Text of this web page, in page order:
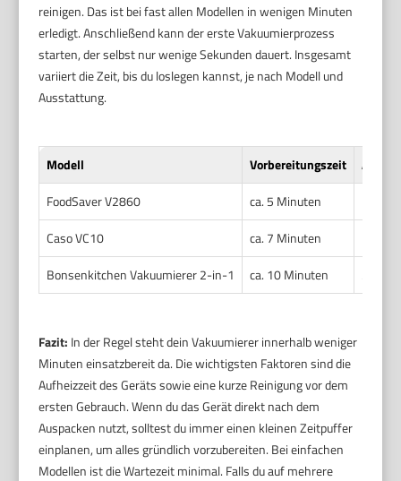
reinigen. Das ist bei fast allen Modellen in wenigen Minuten
erledigt. Anschließend kann der erste Vakuumierprozess
starten, der selbst nur wenige Sekunden dauert. Insgesamt
variiert die Zeit, bis du loslegen kannst, je nach Modell und
Ausstattung.
Modell Vorbereitungszeit
FoodSaver V2860
ca. 5 Minuten
Caso VC10
ca. 7 Minuten
Bonsenkitchen Vakuumierer 2-in-1
ca. 10 Minuten
Fazit: In der Regel steht dein Vakuumierer innerhalb weniger
Minuten einsatzbereit da. Die wichtigsten Faktoren sind die
Aufheizzeit des Geräts sowie eine kurze Reinigung vor dem
ersten Gebrauch. Wenn du das Gerät direkt nach dem
Auspacken nutzt, solltest du immer einen kleinen Zeitpuffer
einplanen, um alles gründlich vorzubereiten. Bei einfachen
Modellen ist die Wartezeit minimal. Falls du auf mehrere